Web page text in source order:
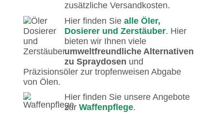
zusätzliche Versandkosten.
Hier finden Sie alle Öler,
Dosierer und Zerstäuber. Hier
bieten wir Ihnen viele
umweltfreundliche Alternativen
zu Spraydosen und
Präzisionsöler zur tropfenweisen Abgabe
von Ölen.
Hier finden Sie unsere Angebote
zur Waffenpflege.